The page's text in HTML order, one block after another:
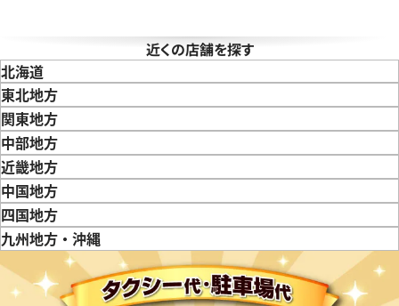
リブル ドゥ カルティエ
格
日時点の参考買取価格です ※2026年3月27日時点の参考
近くの店舗を探す
北海道
東北地方
青森県岩手県
関東地方
東京都神奈川県
中部地方
新潟県富山県
近畿地方
三重県滋賀県
中国地方
鳥取県島根県
四国地方
徳島県香川県愛媛県
九州地方・沖縄
福岡県
佐賀県 長崎県 熊本県大分県宮崎県鹿児島県